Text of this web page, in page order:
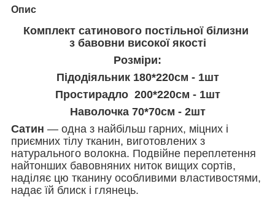
Опис
Комплект сатинового постільної білизни
з бавовни високої якості
Розміри:
Підодіяльник 180*220см - 1шт
Простирадло 200*220см - 1шт
Наволочка 70*70см - 2шт
Сатин — одна з найбільш гарних, міцних і
приємних тілу тканин, виготовлених з
натурального волокна. Подвійне переплетення
найтонших бавовняних ниток вищих сортів,
наділяє цю тканину особливими властивостями,
надає їй блиск і глянець.